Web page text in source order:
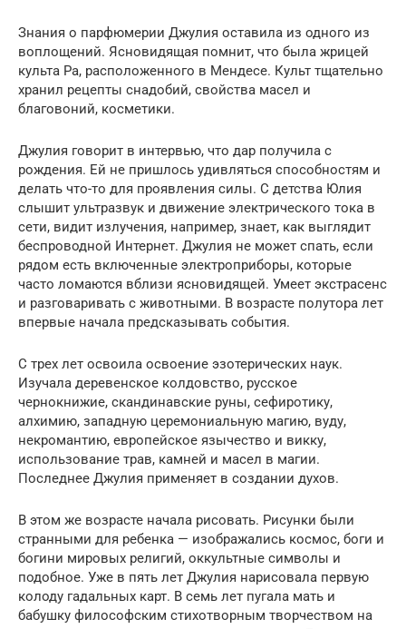
Знания о парфюмерии Джулия оставила из одного из
воплощений. Ясновидящая помнит, что была жрицей
культа Ра, расположенного в Мендесе. Культ тщательно
хранил рецепты снадобий, свойства масел и
благовоний, косметики.
Джулия говорит в интервью, что дар получила с
рождения. Ей не пришлось удивляться способностям и
делать что-то для проявления силы. С детства Юлия
слышит ультразвук и движение электрического тока в
сети, видит излучения, например, знает, как выглядит
беспроводной Интернет. Джулия не может спать, если
рядом есть включенные электроприборы, которые
часто ломаются вблизи ясновидящей. Умеет экстрасенс
и разговаривать с животными. В возрасте полутора лет
впервые начала предсказывать события.
С трех лет освоила освоение эзотерических наук.
Изучала деревенское колдовство, русское
чернокнижие, скандинавские руны, сефиротику,
алхимию, западную церемониальную магию, вуду,
некромантию, европейское язычество и викку,
использование трав, камней и масел в магии.
Последнее Джулия применяет в создании духов.
В этом же возрасте начала рисовать. Рисунки были
странными для ребенка — изображались космос, боги и
богини мировых религий, оккультные символы и
подобное. Уже в пять лет Джулия нарисовала первую
колоду гадальных карт. В семь лет пугала мать и
бабушку философским стихотворным творчеством на